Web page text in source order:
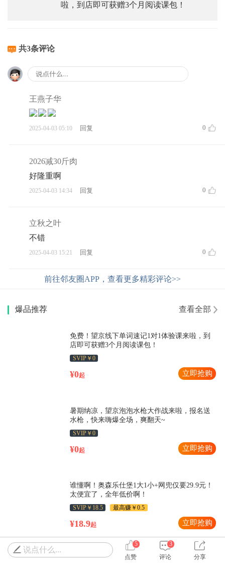
啦，到店即可获赠3个月阅读课包！
共3条评论
王燕子华
0
2025-04-03 05:10 回复
2026减30斤肉
好隆重啊
0
2025-04-03 14:34 回复
立秋之叶
不错
0
2025-04-03 15:21 回复
前往邻友圈APP，查看更多精彩评论>>
说点什么...
5
点赞
3
评论
分享
爆品推荐 查看全部
免费！望京线下单词速记1对1体验课来啦，到
店即可获赠3个月阅读课包！
SVIP￥0
¥0起 立即抢购
暑期纳凉，望京泡泡水枪大作战来啦，报名送
水枪，快来嗨爆全场，爽翻天~
SVIP￥0
¥0起 立即抢购
谁懂啊！奥森乐仕堡1大1小+网兜仅要29.9元！
太便宜了，全年低价啊！
SVIP￥18.5 最高赚￥0.5
¥18.9起 立即抢购